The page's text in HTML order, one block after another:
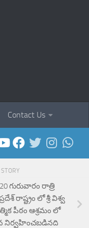
Contact Us
గురువారం రాత్రి
రాష్ట్రం లో శ్రీ విశ్వ
పీఠం ఆశ్రమం లో
నిర్వహించబడినది